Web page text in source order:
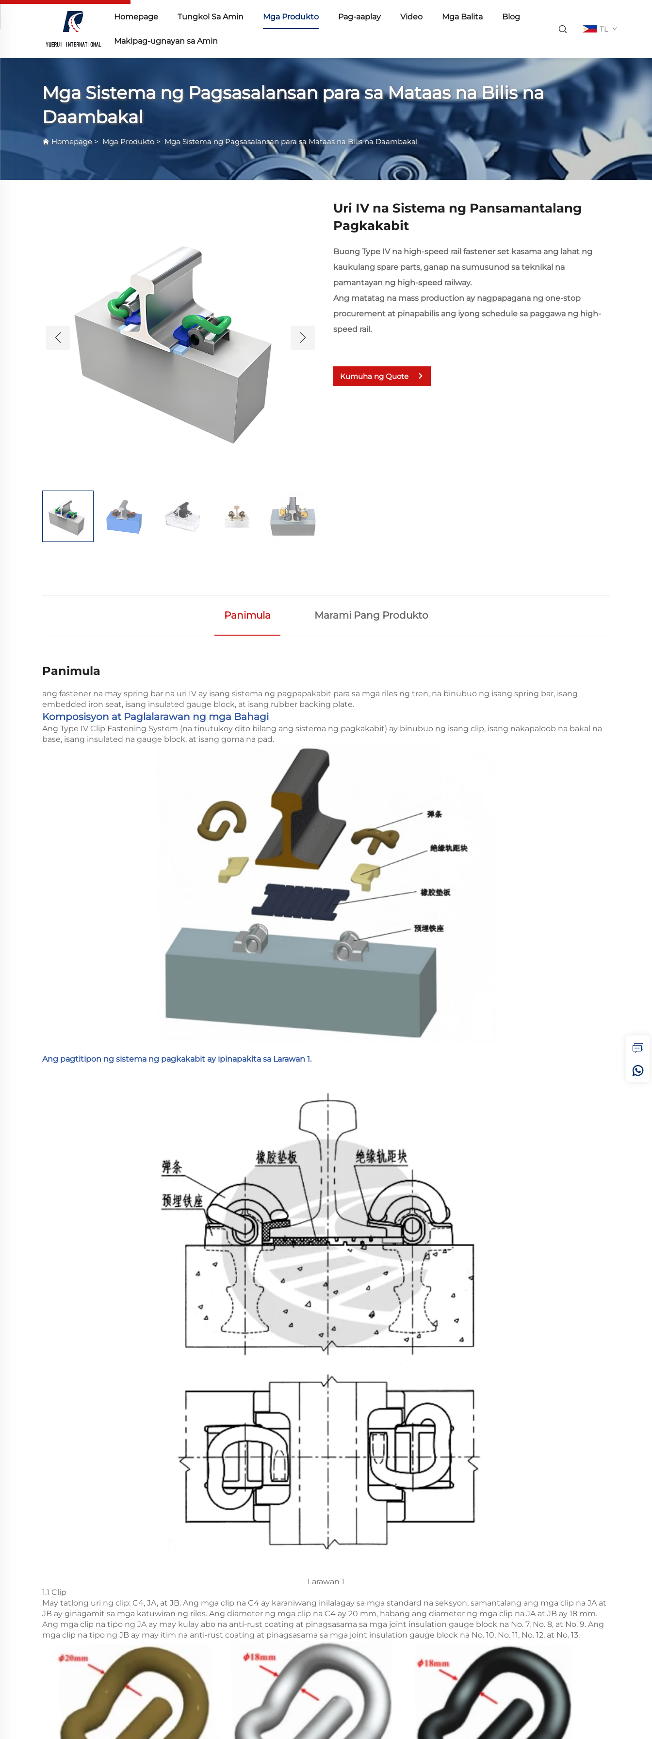
Homepage Tungkol Sa Amin Mga Produkto Pag-aaplay Video Mga Balita Blog
Makipag-ugnayan sa Amin
TL
Mga Sistema ng Pagsasalansan para sa Mataas na Bilis na
Daambakal
Homepage > Mga Produkto > Mga Sistema ng Pagsasalansan para sa Mataas na Bilis na Daambakal
Uri IV na Sistema ng Pansamantalang
Pagkakabit
Buong Type IV na high-speed rail fastener set kasama ang lahat ng
kaukulang spare parts, ganap na sumusunod sa teknikal na
pamantayan ng high-speed railway.
Ang matatag na mass production ay nagpapagana ng one-stop
procurement at pinapabilis ang iyong schedule sa paggawa ng high-
speed rail.
Kumuha ng Quote
Panimula Marami Pang Produkto
Panimula
ang fastener na may spring bar na uri IV ay isang sistema ng pagpapakabit para sa mga riles ng tren, na binubuo ng isang spring bar, isang
embedded iron seat, isang insulated gauge block, at isang rubber backing plate.
Komposisyon at Paglalarawan ng mga Bahagi
Ang Type IV Clip Fastening System (na tinutukoy dito bilang ang sistema ng pagkakabit) ay binubuo ng isang clip, isang nakapaloob na bakal na
base, isang insulated na gauge block, at isang goma na pad.
Ang pagtitipon ng sistema ng pagkakabit ay ipinapakita sa Larawan 1.
Larawan 1
1.1 Clip
May tatlong uri ng clip: C4, JA, at JB. Ang mga clip na C4 ay karaniwang inilalagay sa mga standard na seksyon, samantalang ang mga clip na JA at
JB ay ginagamit sa mga katuwiran ng riles. Ang diameter ng mga clip na C4 ay 20 mm, habang ang diameter ng mga clip na JA at JB ay 18 mm.
Ang mga clip na tipo ng JA ay may kulay abo na anti-rust coating at pinagsasama sa mga joint insulation gauge block na No. 7, No. 8, at No. 9. Ang
mga clip na tipo ng JB ay may itim na anti-rust coating at pinagsasama sa mga joint insulation gauge block na No. 10, No. 11, No. 12, at No. 13.